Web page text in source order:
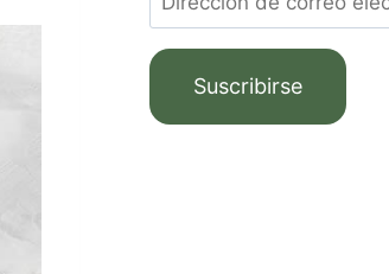
Suscribirse